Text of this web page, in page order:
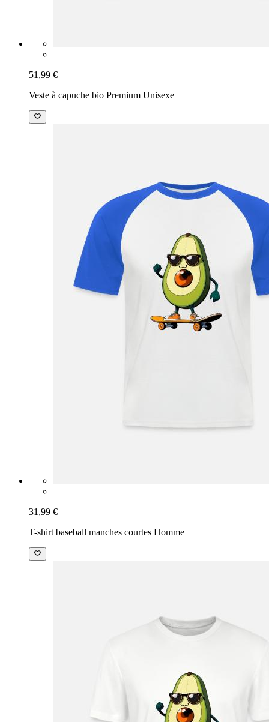
51,99 €
Veste à capuche bio Premium Unisexe
31,99 €
T-shirt baseball manches courtes Homme